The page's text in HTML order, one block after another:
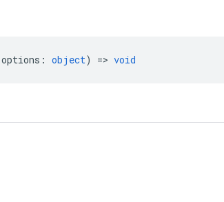
options : object) => void